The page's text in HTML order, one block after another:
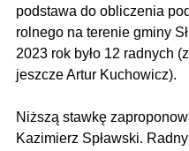
podstawa do obliczenia
rolnego na terenie gminy
2023 rok było 12 radnych
jeszcze Artur Kuchowicz).
Niższą stawkę
Kazimierz Spławski. Radny